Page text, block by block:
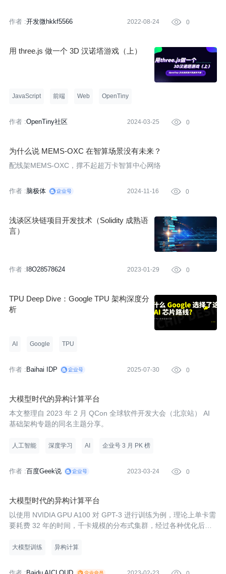
合成和部署代码。在本教程中，我们将使用SpeedRunEthereum[2]
作者 :开发微hkkf5566 2022-08-24  0
用 three.js 做一个 3D 汉诺塔游戏（上）
JavaScript 前端 Web OpenTiny
作者 :OpenTiny社区 2024-03-25  0
为什么说 MEMS-OXC 在智算场景没有未来？
配线架MEMS-OXC，撑不起超万卡智算中心网络
作者 :脑极体 2024-11-16  0
浅谈区块链项目开发技术（Solidity 成熟语
言）
作者 : I8O28578624 2023-01-29  0
TPU Deep Dive：Google TPU 架构深度分
析
AI Google TPU
作者 : Baihai IDP 2025-07-30  0
大模型时代的异构计算平台
本文整理自 2023 年 2 月 QCon 全球软件开发大会（北京站） AI
基础架构专题的同名主题分享。
人工智能 深度学习 AI 企业号 3 月 PK 榜
作者 :百度Geek说 2023-03-24  0
大模型时代的异构计算平台
以使用 NVIDIA GPU A100 对 GPT-3 进行训练为例，理论上单卡需
要耗费 32 年的时间，千卡规模的分布式集群，经过各种优化后，
大模型训练 异构计算